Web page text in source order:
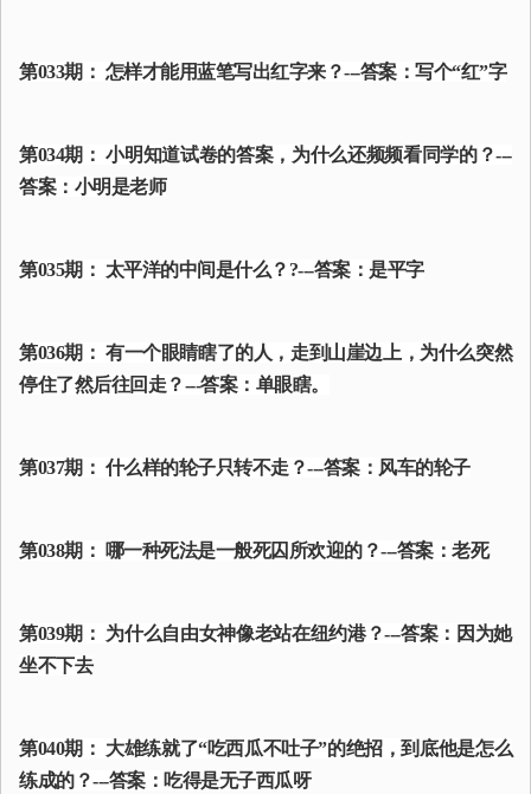
第033期： 怎样才能用蓝笔写出红字来？---答案：写个“红”字
第034期： 小明知道试卷的答案，为什么还频频看同学的？---
答案：小明是老师
第035期： 太平洋的中间是什么？?---答案：是平字
第036期： 有一个眼睛瞎了的人，走到山崖边上，为什么突然
停住了然后往回走？---答案：单眼瞎。
第037期： 什么样的轮子只转不走？---答案：风车的轮子
第038期： 哪一种死法是一般死囚所欢迎的？---答案：老死
第039期： 为什么自由女神像老站在纽约港？---答案：因为她
坐不下去
第040期： 大雄练就了“吃西瓜不吐子”的绝招，到底他是怎么
练成的？---答案：吃得是无子西瓜呀